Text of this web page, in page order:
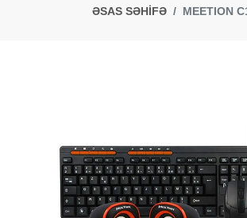
ƏSAS SƏHİFƏ MEETION